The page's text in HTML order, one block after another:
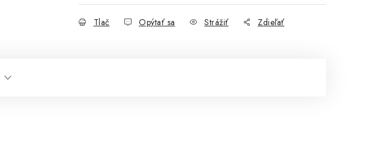
Tlač Opýtať sa Strážiť Zdieľať